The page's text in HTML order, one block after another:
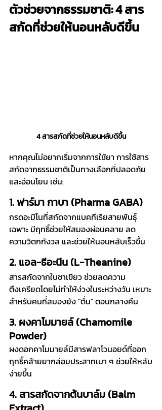
ตัวช่วยจากธรรมชาติ: 4 สาร
สกัดที่ช่วยให้นอนหลับดีขึ้น
4 สารสกัดที่ช่วยให้นอนหลับดีขึ้น
หากคุณไม่อยากเริ่มจากการใช้ยา การใช้สาร
สกัดจากธรรมชาติเป็นทางเลือกที่ปลอดภัย
และอ่อนโยน เช่น:
1. ฟาร์มา กาบา (Pharma GABA)
กรดอะมิโนที่สกัดจากแบคทีเรียสายพันธุ์
เฉพาะ มีฤทธิ์ช่วยให้สมองผ่อนคลาย ลด
ความวิตกกังวล และช่วยให้นอนหลับเร็วขึ้น
2. แอล-ธีอะนีน (L-Theanine)
สารสกัดจากใบชาเขียว ช่วยลดความ
ตึงเครียดโดยไม่ทำให้ง่วงในระหว่างวัน เหมาะ
สำหรับคนที่สมองยัง "ตื่น" ตอนกลางคืน
3. ผงคาโมมายล์ (Chamomile
Powder)
ผงดอกคาโมมายล์มีสารฟลาโวนอยด์ที่ออก
ฤทธิ์คล้ายยากล่อมประสาทเบา ๆ ช่วยให้หลับ
ง่ายขึ้น
4. สารสกัดจากต้นบาล์ม (Balm